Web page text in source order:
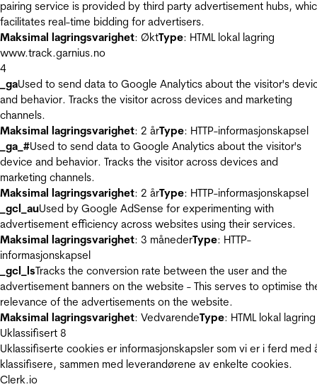
pairing service is provided by third party advertisement hubs,
facilitates real-time bidding for advertisers.
Maksimal lagringsvarighet: ØktType: HTML lokal lagring
www.track.garnius.no
4
_gaUsed to send data to Google Analytics about the visitor's
and behavior. Tracks the visitor across devices and marketing
channels.
Maksimal lagringsvarighet: 2 årType: HTTP-informasjonskapsel
_ga_#Used to send data to Google Analytics about the visitor's
device and behavior. Tracks the visitor across devices and
marketing channels.
Maksimal lagringsvarighet: 2 årType: HTTP-informasjonskapsel
_gcl_auUsed by Google AdSense for experimenting with
advertisement efficiency across websites using their services.
Maksimal lagringsvarighet: 3 månederType: HTTP-
informasjonskapsel
_gcl_lsTracks the conversion rate between the user and the
advertisement banners on the website - This serves to optimise
relevance of the advertisements on the website.
Maksimal lagringsvarighet: VedvarendeType: HTML lokal lagring
Uklassifisert 8
Uklassifiserte cookies er informasjonskapsler som vi er i ferd med
klassifisere, sammen med leverandørene av enkelte cookies.
Clerk.io